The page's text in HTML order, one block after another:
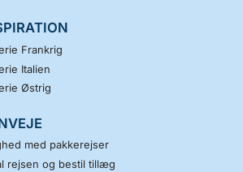
Frankrig
Italien
Østrig
med pakkerejser
rejsen og bestil tillæg